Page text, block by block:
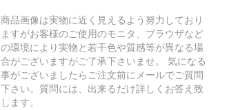
商品画像は実物に近く見えるよう努力しており
ますがお客様のご使用のモニタ、ブラウザなど
の環境により実物と若干色や質感等が異なる場
合がございますがご了承下さいませ。 気になる
事がございましたらご注文前にメールでご質問
下さい。質問には、出来るだけ詳しくお答え致
します。